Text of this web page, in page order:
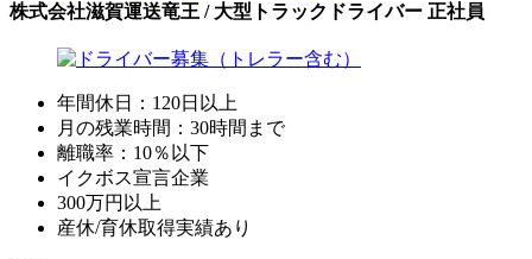
株式会社滋賀運送竜王 / 大型トラックドライバー 正社員
年間休日：120日以上
月の残業時間：30時間まで
離職率：10％以下
イクボス宣言企業
300万円以上
産休/育休取得実績あり